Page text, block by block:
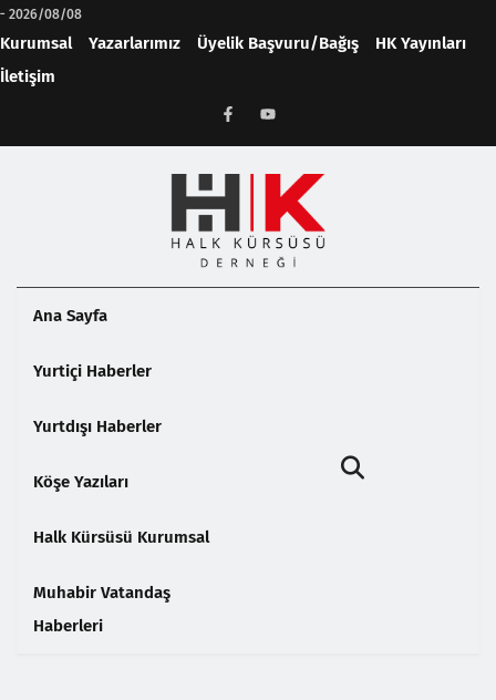
- 2026/08/08
Kurumsal Yazarlarımız Üyelik Başvuru/Bağış
HK Yayınları
İletişim
Ana Sayfa
Yurtiçi Haberler
Yurtdışı Haberler
Köşe Yazıları
Halk Kürsüsü Kurumsal
Muhabir Vatandaş
Haberleri